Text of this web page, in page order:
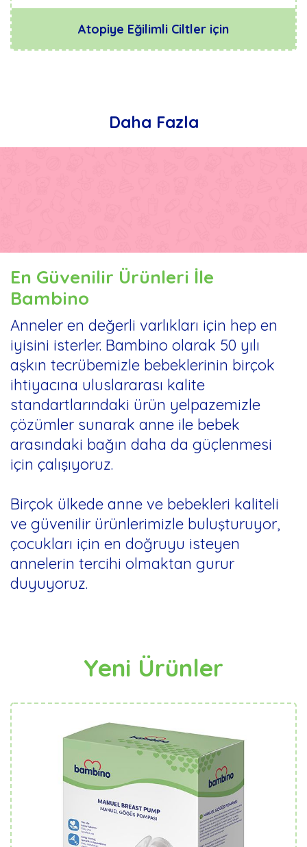
Atopiye Eğilimli Ciltler için
Daha Fazla
En Güvenilir Ürünleri İle
Bambino
Anneler en değerli varlıkları için hep en
iyisini isterler. Bambino olarak 50 yılı
aşkın tecrübemizle bebeklerinin birçok
ihtiyacına uluslararası kalite
standartlarındaki ürün yelpazemizle
çözümler sunarak anne ile bebek
arasındaki bağın daha da güçlenmesi
için çalışıyoruz.
Birçok ülkede anne ve bebekleri kaliteli
ve güvenilir ürünlerimizle buluşturuyor,
çocukları için en doğruyu isteyen
annelerin tercihi olmaktan gurur
duyuyoruz.
Yeni Ürünler